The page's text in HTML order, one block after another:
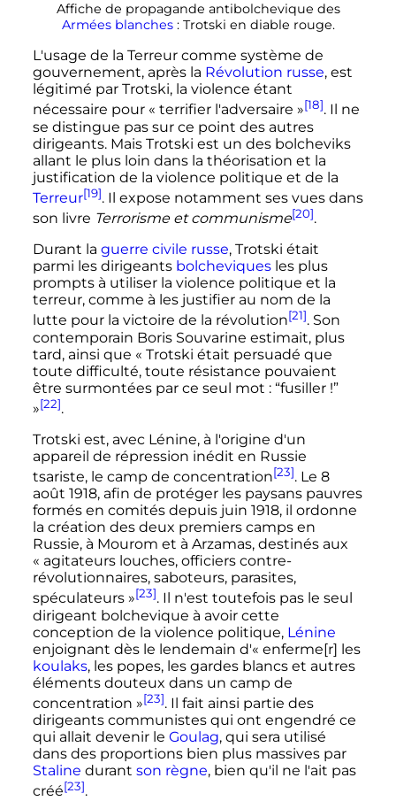
Affiche de propagande antibolchevique des
Armées blanches : Trotski en diable rouge.
L'usage de la Terreur comme système de
gouvernement, après la Révolution russe, est
légitimé par Trotski, la violence étant
nécessaire pour « terrifier l'adversaire »[18]. Il ne
se distingue pas sur ce point des autres
dirigeants. Mais Trotski est un des bolcheviks
allant le plus loin dans la théorisation et la
justification de la violence politique et de la
Terreur[19]. Il expose notamment ses vues dans
son livre Terrorisme et communisme[20].
Durant la guerre civile russe, Trotski était
parmi les dirigeants bolcheviquesles plus
prompts à utiliser la violence politique et la
terreur, comme à les justifier au nom de la
lutte pour la victoire de la révolution[21]. Son
contemporain Boris Souvarine estimait, plus
tard, ainsi que « Trotski était persuadé que
toute difficulté, toute résistance pouvaient
être surmontées par ce seul mot : “fusiller !”
»[22].
Trotski est, avec Lénine, à l'origine d'un
appareil de répression inédit en Russie
tsariste, le camp de concentration[23]. Le 8
août 1918, afin de protéger les paysans pauvres
formés en comités depuis juin 1918, il ordonne
la création des deux premiers camps en
Russie, à Mourom et à Arzamas, destinés aux
« agitateurs louches, officiers contre-
révolutionnaires, saboteurs, parasites,
spéculateurs »[23]. Il n'est toutefois pas le seul
dirigeant bolchevique à avoir cette
conception de la violence politique, Lénine
enjoignant dès le lendemain d'« enferme[r] les
koulaks, les popes, les gardes blancs et autres
éléments douteux dans un camp de
concentration »[23]. Il fait ainsi partie des
dirigeants communistes qui ont engendré ce
qui allait devenir le Goulag, qui sera utilisé
dans des proportions bien plus massives par
Staline durant son règne, bien qu'il ne l'ait pas
créé[23].